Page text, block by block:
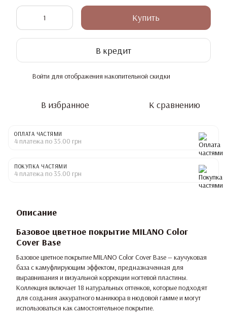
Купить
В кредит
Войти для отображения накопительной скидки
В избранное К сравнению
ОПЛАТА ЧАСТЯМИ
4 платежа по 35.00 грн
ПОКУПКА ЧАСТЯМИ
4 платежа по 35.00 грн
Описание
Базовое цветное покрытие MILANO Color
Cover Base
Базовое цветное покрытие MILANO Color Cover Base — каучуковая
база с камуфлирующим эффектом, предназначенная для
выравнивания и визуальной коррекции ногтевой пластины.
Коллекция включает 18 натуральных оттенков, которые подходят
для создания аккуратного маникюра в нюдовой гамме и могут
использоваться как самостоятельное покрытие.